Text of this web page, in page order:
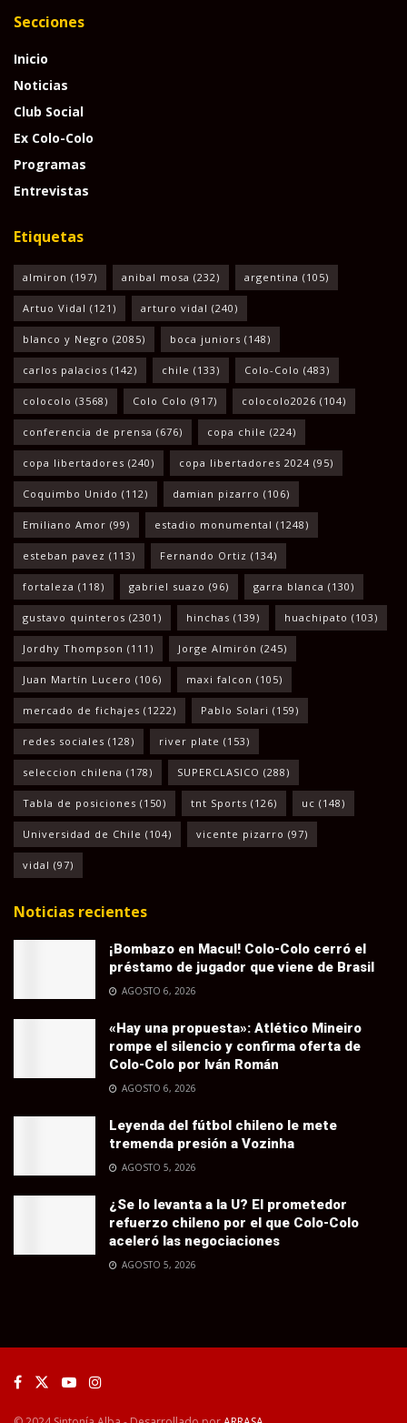
Secciones
Inicio
Noticias
Club Social
Ex Colo-Colo
Programas
Entrevistas
Etiquetas
almiron (197) anibal mosa (232) argentina (105)
Artuo Vidal (121) arturo vidal (240)
blanco y Negro (2085) boca juniors (148)
carlos palacios (142) chile (133) Colo-Colo (483)
colocolo (3568) Colo Colo (917) colocolo2026 (104)
conferencia de prensa (676) copa chile (224)
copa libertadores (240) copa libertadores 2024 (95)
Coquimbo Unido (112) damian pizarro (106)
Emiliano Amor (99) estadio monumental (1248)
esteban pavez (113) Fernando Ortiz (134)
fortaleza (118) gabriel suazo (96) garra blanca (130)
gustavo quinteros (2301) hinchas (139) huachipato (103)
Jordhy Thompson (111) Jorge Almirón (245)
Juan Martín Lucero (106) maxi falcon (105)
mercado de fichajes (1222) Pablo Solari (159)
redes sociales (128) river plate (153)
seleccion chilena (178) SUPERCLASICO (288)
Tabla de posiciones (150) tnt Sports (126) uc (148)
Universidad de Chile (104) vicente pizarro (97)
vidal (97)
Noticias recientes
¡Bombazo en Macul! Colo-Colo cerró el
préstamo de jugador que viene de Brasil
AGOSTO 6, 2026
«Hay una propuesta»: Atlético Mineiro
rompe el silencio y confirma oferta de
Colo-Colo por Iván Román
AGOSTO 6, 2026
Leyenda del fútbol chileno le mete
tremenda presión a Vozinha
AGOSTO 5, 2026
¿Se lo levanta a la U? El prometedor
refuerzo chileno por el que Colo-Colo
aceleró las negociaciones
AGOSTO 5, 2026